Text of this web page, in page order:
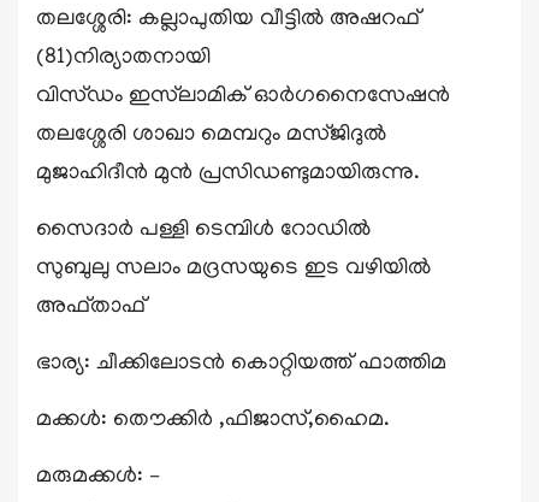
തലശ്ശേരി: കല്ലാപുതിയ വീട്ടിൽ അഷറഫ്
(81)നിര്യാതനായി
വിസ്ഡം ഇസ്‌ലാമിക് ഓർഗനൈസേഷൻ
തലശ്ശേരി ശാഖാ മെമ്പറും മസ്ജിദുൽ
മുജാഹിദീൻ മുൻ പ്രസിഡണ്ടുമായിരുന്നു.
സൈദാർ പള്ളി ടെമ്പിൾ റോഡിൽ
സുബുലു സലാം മദ്രസയുടെ ഇട വഴിയിൽ
അഫ്താഫ്
ഭാര്യ: ചീക്കിലോടൻ കൊറ്റിയത്ത് ഫാത്തിമ
മക്കൾ: തൌക്കിർ ,ഫിജാസ്,ഹൈമ.
മരുമക്കൾ: –